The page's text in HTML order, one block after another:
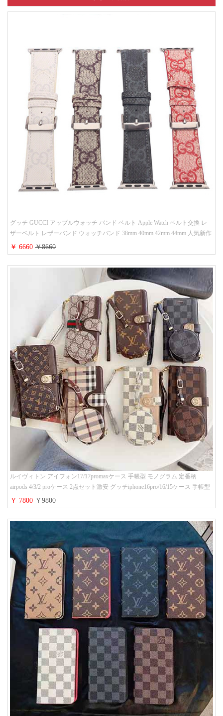
グッチ GUCCI アップルウォッチ バンド ベルト Apple Watch ベルト交換 レ
ザーベルト レザーバンド ウォッチバンド 38mm 40mm 42mm 44mm 人気新作
￥ 6660￥8660
ルイヴィトン アイフォン17/17promaxケース 手帳型 モノグラム 定番柄
airpods 4/3/2 proケース 2点セット激安 グッチiphone16pro/16/15ケース 手帳型
財布カード入り 多機能 ハイ ブランド Galaxy S25/S24/S23手帳カバー おすす
め
￥ 7800￥9800